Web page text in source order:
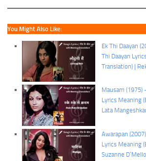
You Might Also Like:
Ek Thi Daayan
Thi Daayan
Translation) |
Mausam (1975)
Lyrics Meaning
Lata
Awarapan
Lyrics Meaning
Suzanne